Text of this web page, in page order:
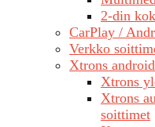
2-din
CarPlay /
Verkko
Xtrons
Xtrons
Xtrons
soittimet